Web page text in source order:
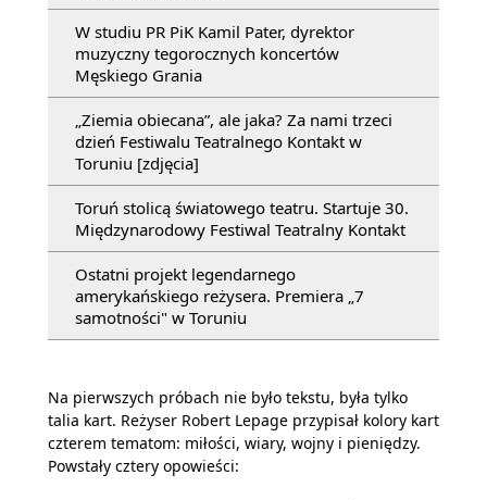
W studiu PR PiK Kamil Pater, dyrektor
muzyczny tegorocznych koncertów
Męskiego Grania
„Ziemia obiecana”, ale jaka? Za nami trzeci
dzień Festiwalu Teatralnego Kontakt w
Toruniu [zdjęcia]
Toruń stolicą światowego teatru. Startuje 30.
Międzynarodowy Festiwal Teatralny Kontakt
Ostatni projekt legendarnego
amerykańskiego reżysera. Premiera „7
samotności" w Toruniu
Na pierwszych próbach nie było tekstu, była tylko
talia kart. Reżyser Robert Lepage przypisał kolory kart
czterem tematom: miłości, wiary, wojny i pieniędzy.
Powstały cztery opowieści: